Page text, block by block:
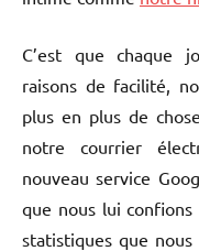
C’est que chaque
raisons de facilité,
plus en plus de
notre courrier
nouveau service
que nous lui confions
statistiques que